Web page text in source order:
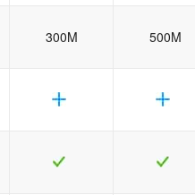
300M 500M